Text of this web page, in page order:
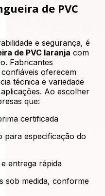
de PVC
e segurança, é
de PVC laranja com
Fabricantes
oferecem
técnica e variedade
Ao escolher
que:
certificada
para especificação do
entrega rápida
sob medida, conforme